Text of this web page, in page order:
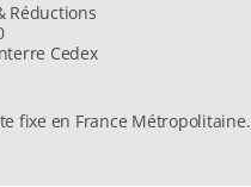
Réductions
Cedex
fixe en France Métropolitaine.